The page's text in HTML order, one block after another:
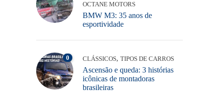
OCTANE MOTORS
BMW M3: 35 anos de
esportividade
0 CLÁSSICOS, TIPOS DE CARROS
Ascensão e queda: 3 histórias
icônicas de montadoras
brasileiras